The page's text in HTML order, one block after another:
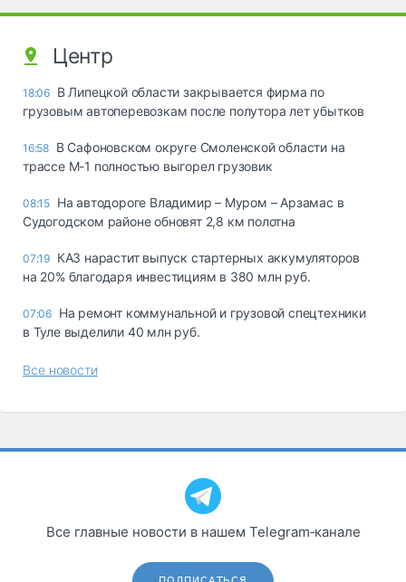
Центр
18:06 В Липецкой области закрывается фирма по
грузовым автоперевозкам после полутора лет убытков
16:58 В Сафоновском округе Смоленской области на
трассе М-1 полностью выгорел грузовик
08:15 На автодороге Владимир – Муром – Арзамас в
Судогодском районе обновят 2,8 км полотна
07:19 КАЗ нарастит выпуск стартерных аккумуляторов
на 20% благодаря инвестициям в 380 млн руб.
07:06 На ремонт коммунальной и грузовой спецтехники
в Туле выделили 40 млн руб.
Все новости
Все главные новости в нашем Telegram‑канале